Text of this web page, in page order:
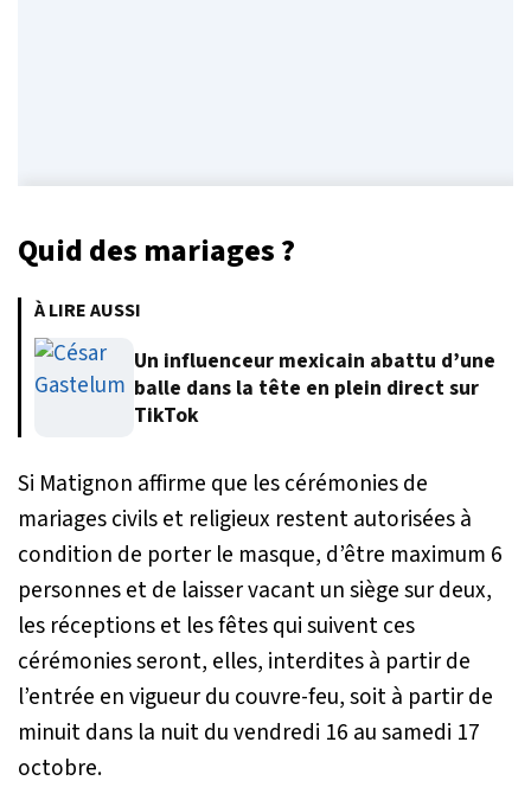
Quid des mariages ?
À LIRE AUSSI
Un influenceur mexicain abattu d’une
balle dans la tête en plein direct sur
TikTok
Si Matignon affirme que les cérémonies de
mariages civils et religieux restent autorisées à
condition de porter le masque, d’être maximum 6
personnes et de laisser vacant un siège sur deux,
les réceptions et les fêtes qui suivent ces
cérémonies seront, elles, interdites à partir de
l’entrée en vigueur du couvre-feu, soit à partir de
minuit dans la nuit du vendredi 16 au samedi 17
octobre.